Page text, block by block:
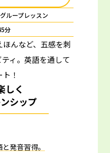
ループレッスン
分
んなど、五感を刺
ィ。 英語を通して
！
しく
シップ
発音習得。